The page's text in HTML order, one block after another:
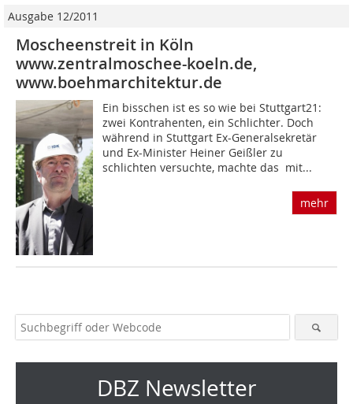
Ausgabe 12/2011
Moscheenstreit in Köln
www.zentralmoschee-koeln.de,
www.boehmarchitektur.de
Ein bisschen ist es so wie bei Stuttgart21:
zwei Kontrahenten, ein Schlichter. Doch
während in Stuttgart Ex-Generalsekretär
und Ex-Minister Heiner Geißler zu
schlichten versuchte, machte das  mit...
mehr
DBZ Newsletter